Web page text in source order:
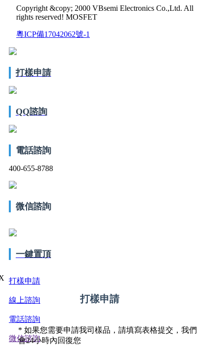
Copyright &copy; 2000 VBsemi Electronics Co.,Ltd. All
rights reserved! MOSFET
粵ICP備17042062號-1
打樣申請
QQ諮詢
電話諮詢
400-655-8788
微信諮詢
一鍵置頂
打樣申請
線上諮詢
電話諮詢
微信諮詢
打樣申請
* 如果您需要申請我司樣品，請填寫表格提交，我們
會24小時內回復您